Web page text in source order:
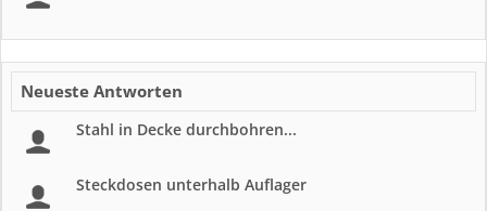
Neueste Antworten
Stahl in Decke durchbohren...
Steckdosen unterhalb Auflager